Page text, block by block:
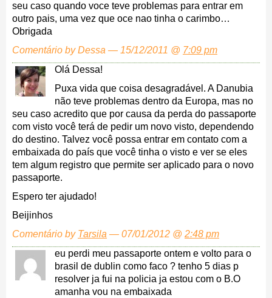
seu caso quando voce teve problemas para entrar em
outro pais, uma vez que oce nao tinha o carimbo…
Obrigada
Comentário by Dessa — 15/12/2011 @ 7:09 pm
Olá Dessa!
Puxa vida que coisa desagradável. A Danubia
não teve problemas dentro da Europa, mas no
seu caso acredito que por causa da perda do passaporte
com visto você terá de pedir um novo visto, dependendo
do destino. Talvez você possa entrar em contato com a
embaixada do país que você tinha o visto e ver se eles
tem algum registro que permite ser aplicado para o novo
passaporte.
Espero ter ajudado!
Beijinhos
Comentário by Tarsila — 07/01/2012 @ 2:48 pm
eu perdi meu passaporte ontem e volto para o
brasil de dublin como faco ? tenho 5 dias p
resolver ja fui na policia ja estou com o B.O
amanha vou na embaixada